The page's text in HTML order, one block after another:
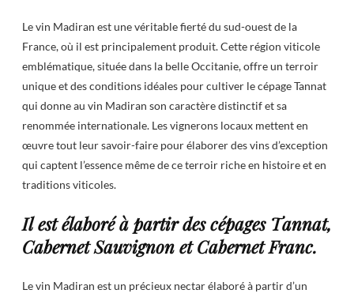
Le vin Madiran est une véritable fierté du sud-ouest de la
France, où il est principalement produit. Cette région viticole
emblématique, située dans la belle Occitanie, offre un terroir
unique et des conditions idéales pour cultiver le cépage Tannat
qui donne au vin Madiran son caractère distinctif et sa
renommée internationale. Les vignerons locaux mettent en
œuvre tout leur savoir-faire pour élaborer des vins d’exception
qui captent l’essence même de ce terroir riche en histoire et en
traditions viticoles.
Il est élaboré à partir des cépages Tannat,
Cabernet Sauvignon et Cabernet Franc.
Le vin Madiran est un précieux nectar élaboré à partir d’un